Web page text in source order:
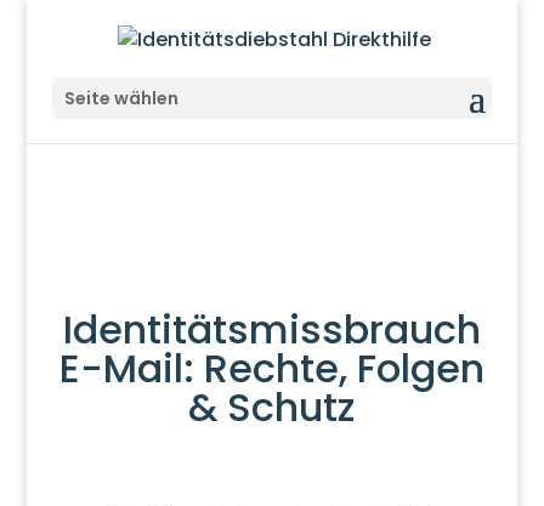
Seite wählen
Identitätsmissbrauch
E-Mail: Rechte, Folgen
& Schutz